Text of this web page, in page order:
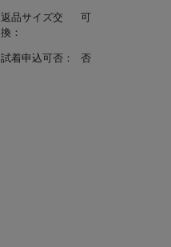
返品サイズ交
換：
可
試着申込可否： 否